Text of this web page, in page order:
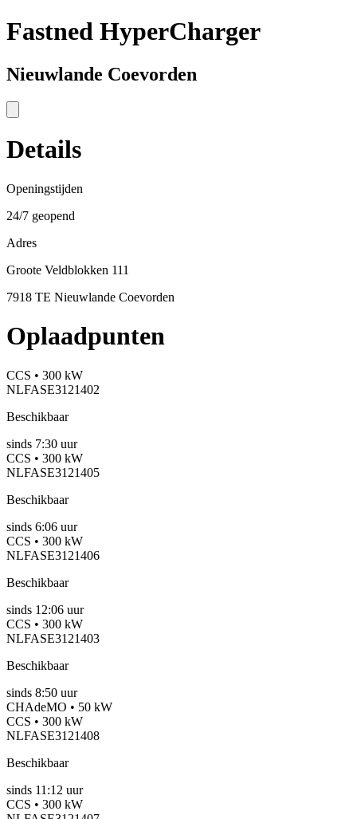
Fastned HyperCharger
Nieuwlande Coevorden
Details
Openingstijden
24/7 geopend
Adres
Groote Veldblokken 111
7918 TE Nieuwlande Coevorden
Oplaadpunten
CCS • 300 kW
NLFASE3121402
Beschikbaar
sinds 7:30 uur
CCS • 300 kW
NLFASE3121405
Beschikbaar
sinds 6:06 uur
CCS • 300 kW
NLFASE3121406
Beschikbaar
sinds 12:06 uur
CCS • 300 kW
NLFASE3121403
Beschikbaar
sinds 8:50 uur
CHAdeMO • 50 kW
CCS • 300 kW
NLFASE3121408
Beschikbaar
sinds 11:12 uur
CCS • 300 kW